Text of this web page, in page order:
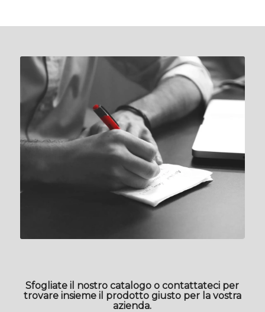
Sfogliate il nostro catalogo o contattateci per
trovare insieme il prodotto giusto per la vostra
azienda.